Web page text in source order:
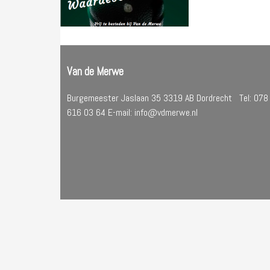
Van de Merwe
Burgemeester Jaslaan 35 3319 AB Dordrecht Tel:
616 03 64 E-mail: info@vdmerwe.nl